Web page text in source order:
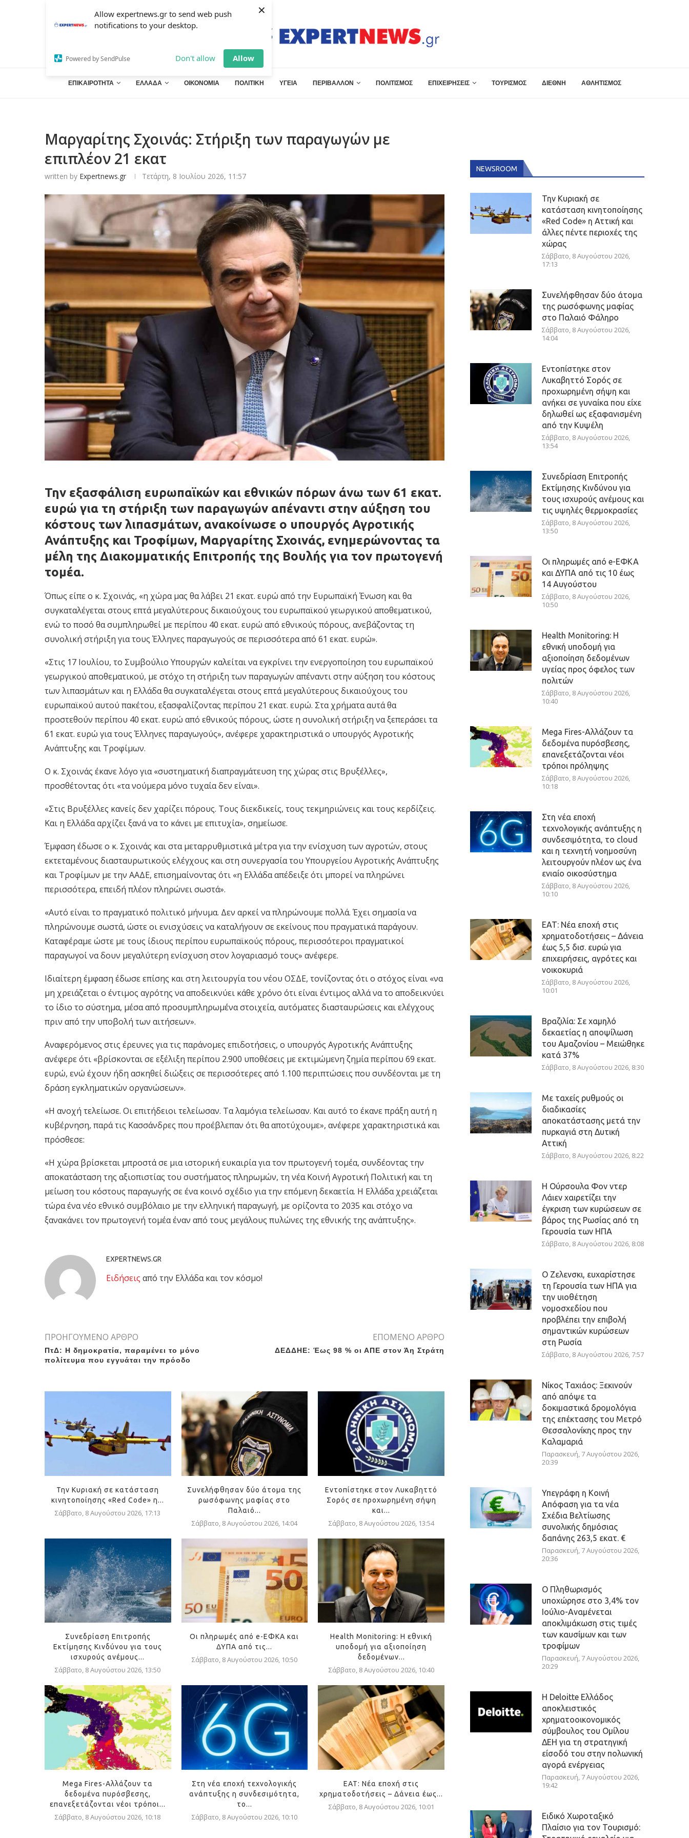
Allow expertnews.gr to send web push
notifications to your desktop.
Powered by SendPulse Don't allow Allow
×
ΕΠΙΚΑΙΡΟΤΗΤΑ ΕΛΛΑΔΑ ΟΙΚΟΝΟΜΙΑ ΠΟΛΙΤΙΚΗ ΥΓΕΙΑ ΠΕΡΙΒΑΛΛΟΝ ΠΟΛΙΤΙΣΜΟΣ ΕΠΙΧΕΙΡΗΣΕΙΣ ΤΟΥΡΙΣΜΟΣ ΔΙΕΘΝΗ ΑΘΛΗΤΙΣΜΟΣ
Μαργαρίτης Σχοινάς: Στήριξη των παραγωγών με
επιπλέον 21 εκατ
written by Expertnews.gr Τετάρτη, 8 Ιουλίου 2026, 11:57
Την εξασφάλιση ευρωπαϊκών και εθνικών πόρων άνω των 61 εκατ.
ευρώ για τη στήριξη των παραγωγών απέναντι στην αύξηση του
κόστους των λιπασμάτων, ανακοίνωσε ο υπουργός Αγροτικής
Ανάπτυξης και Τροφίμων, Μαργαρίτης Σχοινάς, ενημερώνοντας τα
μέλη της Διακομματικής Επιτροπής της Βουλής για τον πρωτογενή
τομέα.
Όπως είπε ο κ. Σχοινάς, «η χώρα μας θα λάβει 21 εκατ. ευρώ από την Ευρωπαϊκή Ένωση και θα
συγκαταλέγεται στους επτά μεγαλύτερους δικαιούχους του ευρωπαϊκού γεωργικού αποθεματικού,
ενώ το ποσό θα συμπληρωθεί με περίπου 40 εκατ. ευρώ από εθνικούς πόρους, ανεβάζοντας τη
συνολική στήριξη για τους Έλληνες παραγωγούς σε περισσότερα από 61 εκατ. ευρώ».
«Στις 17 Ιουλίου, το Συμβούλιο Υπουργών καλείται να εγκρίνει την ενεργοποίηση του ευρωπαϊκού
γεωργικού αποθεματικού, με στόχο τη στήριξη των παραγωγών απέναντι στην αύξηση του κόστους
των λιπασμάτων και η Ελλάδα θα συγκαταλέγεται στους επτά μεγαλύτερους δικαιούχους του
ευρωπαϊκού αυτού πακέτου, εξασφαλίζοντας περίπου 21 εκατ. ευρώ. Στα χρήματα αυτά θα
προστεθούν περίπου 40 εκατ. ευρώ από εθνικούς πόρους, ώστε η συνολική στήριξη να ξεπεράσει τα
61 εκατ. ευρώ για τους Έλληνες παραγωγούς», ανέφερε χαρακτηριστικά ο υπουργός Αγροτικής
Ανάπτυξης και Τροφίμων.
Ο κ. Σχοινάς έκανε λόγο για «συστηματική διαπραγμάτευση της χώρας στις Βρυξέλλες»,
προσθέτοντας ότι «τα νούμερα μόνο τυχαία δεν είναι».
«Στις Βρυξέλλες κανείς δεν χαρίζει πόρους. Τους διεκδικείς, τους τεκμηριώνεις και τους κερδίζεις.
Και η Ελλάδα αρχίζει ξανά να το κάνει με επιτυχία», σημείωσε.
Έμφαση έδωσε ο κ. Σχοινάς και στα μεταρρυθμιστικά μέτρα για την ενίσχυση των αγροτών, στους
εκτεταμένους διασταυρωτικούς ελέγχους και στη συνεργασία του Υπουργείου Αγροτικής Ανάπτυξης
και Τροφίμων με την ΑΑΔΕ, επισημαίνοντας ότι «η Ελλάδα απέδειξε ότι μπορεί να πληρώνει
περισσότερα, επειδή πλέον πληρώνει σωστά».
«Αυτό είναι το πραγματικό πολιτικό μήνυμα. Δεν αρκεί να πληρώνουμε πολλά. Έχει σημασία να
πληρώνουμε σωστά, ώστε οι ενισχύσεις να καταλήγουν σε εκείνους που πραγματικά παράγουν.
Καταφέραμε ώστε με τους ίδιους περίπου ευρωπαϊκούς πόρους, περισσότεροι πραγματικοί
παραγωγοί να δουν μεγαλύτερη ενίσχυση στον λογαριασμό τους» ανέφερε.
Ιδιαίτερη έμφαση έδωσε επίσης και στη λειτουργία του νέου ΟΣΔΕ, τονίζοντας ότι ο στόχος είναι «να
μη χρειάζεται ο έντιμος αγρότης να αποδεικνύει κάθε χρόνο ότι είναι έντιμος αλλά να το αποδεικνύει
το ίδιο το σύστημα, μέσα από προσυμπληρωμένα στοιχεία, αυτόματες διασταυρώσεις και ελέγχους
πριν από την υποβολή των αιτήσεων».
Αναφερόμενος στις έρευνες για τις παράνομες επιδοτήσεις, ο υπουργός Αγροτικής Ανάπτυξης
ανέφερε ότι «βρίσκονται σε εξέλιξη περίπου 2.900 υποθέσεις με εκτιμώμενη ζημία περίπου 69 εκατ.
ευρώ, ενώ έχουν ήδη ασκηθεί διώξεις σε περισσότερες από 1.100 περιπτώσεις που συνδέονται με τη
δράση εγκληματικών οργανώσεων».
«Η ανοχή τελείωσε. Οι επιτήδειοι τελείωσαν. Τα λαμόγια τελείωσαν. Και αυτό το έκανε πράξη αυτή η
κυβέρνηση, παρά τις Κασσάνδρες που προέβλεπαν ότι θα αποτύχουμε», ανέφερε χαρακτηριστικά και
πρόσθεσε:
«Η χώρα βρίσκεται μπροστά σε μια ιστορική ευκαιρία για τον πρωτογενή τομέα, συνδέοντας την
αποκατάσταση της αξιοπιστίας του συστήματος πληρωμών, τη νέα Κοινή Αγροτική Πολιτική και τη
μείωση του κόστους παραγωγής σε ένα κοινό σχέδιο για την επόμενη δεκαετία. Η Ελλάδα χρειάζεται
τώρα ένα νέο εθνικό συμβόλαιο με την ελληνική παραγωγή, με ορίζοντα το 2035 και στόχο να
ξανακάνει τον πρωτογενή τομέα έναν από τους μεγάλους πυλώνες της εθνικής της ανάπτυξης».
EXPERTNEWS.GR
Eιδήσεις από την Ελλάδα και τον κόσμο!
ΠΡΟΗΓΟΥΜΕΝΟ ΑΡΘΡΟ
ΠτΔ: Η δημοκρατία, παραμένει το μόνο
πολίτευμα που εγγυάται την πρόοδο
ΕΠΟΜΕΝΟ ΑΡΘΡΟ
ΔΕΔΔΗΕ: Έως 98 % οι ΑΠΕ στον Άη Στράτη
Την Κυριακή σε κατάσταση
κινητοποίησης «Red Code» η...
Σάββατο, 8 Αυγούστου 2026, 17:13
Συνελήφθησαν δύο άτομα της
ρωσόφωνης μαφίας στο
Παλαιό...
Σάββατο, 8 Αυγούστου 2026, 14:04
Εντοπίστηκε στον Λυκαβηττό
Σορός σε προχωρημένη σήψη
και...
Σάββατο, 8 Αυγούστου 2026, 13:54
Συνεδρίαση Επιτροπής
Εκτίμησης Κινδύνου για τους
ισχυρούς ανέμους...
Σάββατο, 8 Αυγούστου 2026, 13:50
Οι πληρωμές από e-ΕΦΚΑ και
ΔΥΠΑ από τις...
Σάββατο, 8 Αυγούστου 2026, 10:50
Health Monitoring: Η εθνική
υποδομή για αξιοποίηση
δεδομένων...
Σάββατο, 8 Αυγούστου 2026, 10:40
Mega Fires-Αλλάζουν τα
δεδομένα πυρόσβεσης,
επανεξετάζονται νέοι τρόποι...
Σάββατο, 8 Αυγούστου 2026, 10:18
Στη νέα εποχή τεχνολογικής
ανάπτυξης η συνδεσιμότητα,
το...
Σάββατο, 8 Αυγούστου 2026, 10:10
ΕΑΤ: Νέα εποχή στις
χρηματοδοτήσεις – Δάνεια έως...
Σάββατο, 8 Αυγούστου 2026, 10:01
NEWSROOM
Την Κυριακή σε
κατάσταση κινητοποίησης
«Red Code» η Αττική και
άλλες πέντε περιοχές της
χώρας
Σάββατο, 8 Αυγούστου 2026,
17:13
Συνελήφθησαν δύο άτομα
της ρωσόφωνης μαφίας
στο Παλαιό Φάληρο
Σάββατο, 8 Αυγούστου 2026,
14:04
Εντοπίστηκε στον
Λυκαβηττό Σορός σε
προχωρημένη σήψη και
ανήκει σε γυναίκα που είχε
δηλωθεί ως εξαφανισμένη
από την Κυψέλη
Σάββατο, 8 Αυγούστου 2026,
13:54
Συνεδρίαση Επιτροπής
Εκτίμησης Κινδύνου για
τους ισχυρούς ανέμους και
τις υψηλές θερμοκρασίες
Σάββατο, 8 Αυγούστου 2026,
13:50
Οι πληρωμές από e-ΕΦΚΑ
και ΔΥΠΑ από τις 10 έως
14 Αυγούστου
Σάββατο, 8 Αυγούστου 2026,
10:50
Health Monitoring: Η
εθνική υποδομή για
αξιοποίηση δεδομένων
υγείας προς όφελος των
πολιτών
Σάββατο, 8 Αυγούστου 2026,
10:40
Mega Fires-Αλλάζουν τα
δεδομένα πυρόσβεσης,
επανεξετάζονται νέοι
τρόποι πρόληψης
Σάββατο, 8 Αυγούστου 2026,
10:18
Στη νέα εποχή
τεχνολογικής ανάπτυξης η
συνδεσιμότητα, το cloud
και η τεχνητή νοημοσύνη
λειτουργούν πλέον ως ένα
ενιαίο οικοσύστημα
Σάββατο, 8 Αυγούστου 2026,
10:10
ΕΑΤ: Νέα εποχή στις
χρηματοδοτήσεις – Δάνεια
έως 5,5 δισ. ευρώ για
επιχειρήσεις, αγρότες και
νοικοκυριά
Σάββατο, 8 Αυγούστου 2026,
10:01
Βραζιλία: Σε χαμηλό
δεκαετίας η αποψίλωση
του Αμαζονίου – Μειώθηκε
κατά 37%
Σάββατο, 8 Αυγούστου 2026, 8:30
Με ταχείς ρυθμούς οι
διαδικασίες
αποκατάστασης μετά την
πυρκαγιά στη Δυτική
Αττική
Σάββατο, 8 Αυγούστου 2026, 8:22
Η Ούρσουλα Φον ντερ
Λάιεν χαιρετίζει την
έγκριση των κυρώσεων σε
βάρος της Ρωσίας από τη
Γερουσία των ΗΠΑ
Σάββατο, 8 Αυγούστου 2026, 8:08
Ο Ζελενσκι, ευχαρίστησε
τη Γερουσία των ΗΠΑ για
την υιοθέτηση
νομοσχεδίου που
προβλέπει την επιβολή
σημαντικών κυρώσεων
στη Ρωσία
Σάββατο, 8 Αυγούστου 2026, 7:57
Νίκος Ταχιάος: Ξεκινούν
από απόψε τα
δοκιμαστικά δρομολόγια
της επέκτασης του Μετρό
Θεσσαλονίκης προς την
Καλαμαριά
Παρασκευή, 7 Αυγούστου 2026,
20:39
Υπεγράφη η Κοινή
Απόφαση για τα νέα
Σχέδια Βελτίωσης
συνολικής δημόσιας
δαπάνης 263,5 εκατ. €
Παρασκευή, 7 Αυγούστου 2026,
20:36
Ο Πληθωρισμός
υποχώρησε στο 3,4% τον
Ιούλιο-Αναμένεται
αποκλιμάκωση στις τιμές
των καυσίμων και των
τροφίμων
Παρασκευή, 7 Αυγούστου 2026,
20:29
Η Deloitte Ελλάδος
αποκλειστικός
χρηματοοικονομικός
σύμβουλος του Ομίλου
ΔΕΗ για τη στρατηγική
είσοδό του στην πολωνική
αγορά ενέργειας
Παρασκευή, 7 Αυγούστου 2026,
19:42
Ειδικό Χωροταξικό
Πλαίσιο για τον Τουρισμό: